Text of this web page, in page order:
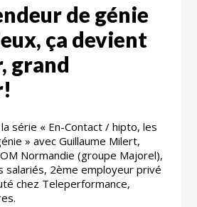
de génie
ça devient
grand
série « En-Contact / hipto, les
» avec Guillaume Milert,
Normandie (groupe Majorel),
salariés, 2ème employeur privé
chez Teleperformance,